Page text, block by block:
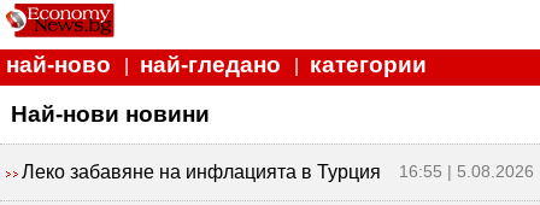
най-ново най-гледано
категории
Най-нови новини
Леко забавяне на инфлацията в Турция 16:55 | 5.08.2026